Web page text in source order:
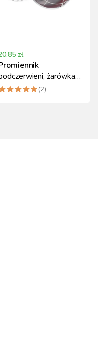
zł
żarówka
W, PAR38,
(2)